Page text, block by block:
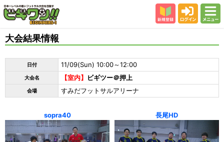
会場
大会結果
よくある質問
参加者の声
大会結果情報
日付 11/09(Sun) 10:00～12:00
大会名 【室内】 ビギツー＠押上
会場 すみだフットサルアリーナ
sopra40 長尾HD